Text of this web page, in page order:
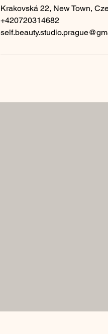
Krakovská 22, New Town,
+420720314682